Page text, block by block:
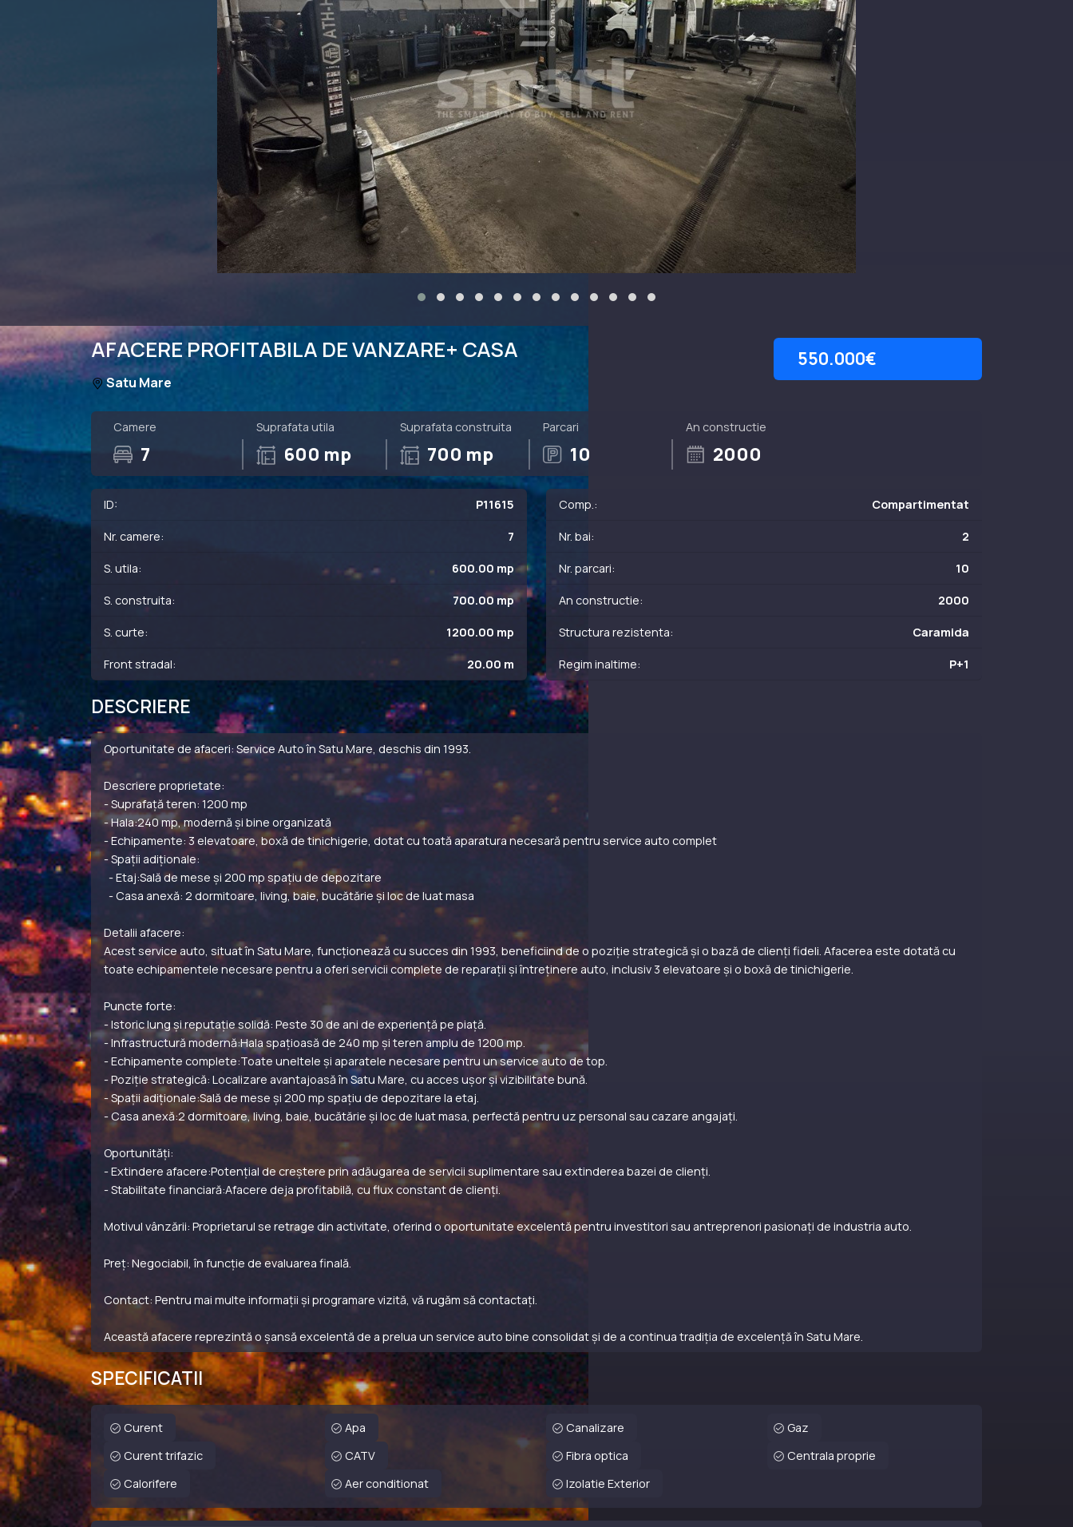
AFACERE PROFITABILA DE VANZARE+ CASA
Satu Mare
550.000€
Camere
7
Suprafata utila
600 mp
Suprafata construita
700 mp
Parcari
10
An constructie
2000
ID: P11615
Nr. camere: 7
S. utila: 600.00 mp
S. construita: 700.00 mp
S. curte: 1200.00 mp
Front stradal: 20.00 m
Comp.: Compartimentat
Nr. bai: 2
Nr. parcari: 10
An constructie: 2000
Structura rezistenta: Caramida
Regim inaltime: P+1
DESCRIERE
Oportunitate de afaceri: Service Auto în Satu Mare, deschis din 1993.
Descriere proprietate:
- Suprafață teren: 1200 mp
- Hala:240 mp, modernă și bine organizată
- Echipamente: 3 elevatoare, boxă de tinichigerie, dotat cu toată aparatura necesară pentru service auto complet
- Spații adiționale:
- Etaj:Sală de mese și 200 mp spațiu de depozitare
- Casa anexă: 2 dormitoare, living, baie, bucătărie și loc de luat masa
Detalii afacere:
Acest service auto, situat în Satu Mare, funcționează cu succes din 1993, beneficiind de o poziție strategică și o bază de clienți fideli. Afacerea este dotată cu
toate echipamentele necesare pentru a oferi servicii complete de reparații și întreținere auto, inclusiv 3 elevatoare și o boxă de tinichigerie.
Puncte forte:
- Istoric lung și reputație solidă: Peste 30 de ani de experiență pe piață.
- Infrastructură modernă:Hala spațioasă de 240 mp și teren amplu de 1200 mp.
- Echipamente complete:Toate uneltele și aparatele necesare pentru un service auto de top.
- Poziție strategică: Localizare avantajoasă în Satu Mare, cu acces ușor și vizibilitate bună.
- Spații adiționale:Sală de mese și 200 mp spațiu de depozitare la etaj.
- Casa anexă:2 dormitoare, living, baie, bucătărie și loc de luat masa, perfectă pentru uz personal sau cazare angajați.
Oportunități:
- Extindere afacere:Potențial de creștere prin adăugarea de servicii suplimentare sau extinderea bazei de clienți.
- Stabilitate financiară:Afacere deja profitabilă, cu flux constant de clienți.
Motivul vânzării: Proprietarul se retrage din activitate, oferind o oportunitate excelentă pentru investitori sau antreprenori pasionați de industria auto.
Preț: Negociabil, în funcție de evaluarea finală.
Contact: Pentru mai multe informații și programare vizită, vă rugăm să contactați.
Această afacere reprezintă o șansă excelentă de a prelua un service auto bine consolidat și de a continua tradiția de excelență în Satu Mare.
SPECIFICATII
Curent Apa Canalizare
Gaz
Curent trifazic
CATV Fibra optica
Centrala proprie
Calorifere
Aer conditionat Izolatie Exterior